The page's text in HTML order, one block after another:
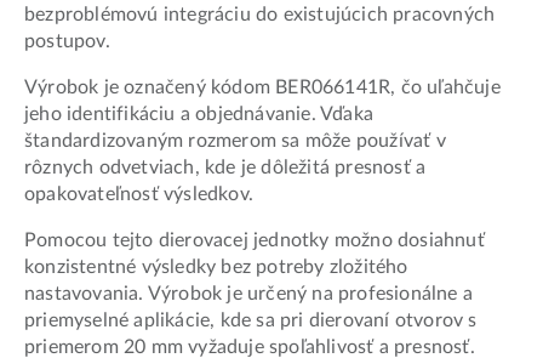
bezproblémovú integráciu do existujúcich pracovných
postupov.
Výrobok je označený kódom BER066141R, čo uľahčuje
jeho identifikáciu a objednávanie. Vďaka
štandardizovaným rozmerom sa môže používať v
rôznych odvetviach, kde je dôležitá presnosť a
opakovateľnosť výsledkov.
Pomocou tejto dierovacej jednotky možno dosiahnuť
konzistentné výsledky bez potreby zložitého
nastavovania. Výrobok je určený na profesionálne a
priemyselné aplikácie, kde sa pri dierovaní otvorov s
priemerom 20 mm vyžaduje spoľahlivosť a presnosť.